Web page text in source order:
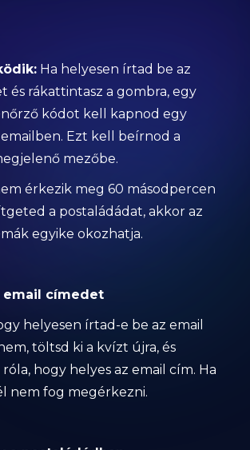
Ha helyesen írtad be az
és rákattintasz a gombra, egy
kódot kell kapnod egy
Ezt kell beírnod a
mezőbe.
érkezik meg 60 másodpercen
a postaládádat, akkor az
egyike okozhatja.
email címedet
helyesen írtad-e be az email
töltsd ki a kvízt újra, és
hogy helyes az email cím. Ha
nem fog megérkezni.